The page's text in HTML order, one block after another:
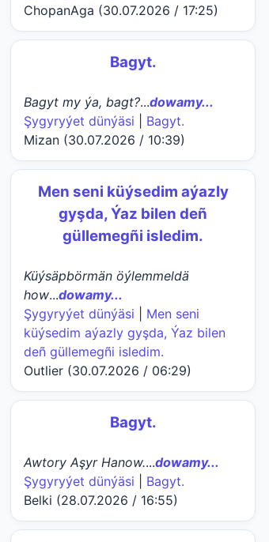
ChopanAga (30.07.2026 / 17:25)
Bagyt.
Bagyt my ýa, bagt?...dowamy...
Şygyryýet dünýäsi
Bagyt.
Mizan (30.07.2026 / 10:39)
Men seni küýsedim aýazly
gyşda, Ýaz bilen deñ
güllemegñi isledim.
Küýsäpbörmän öýlemmeldä
how...dowamy...
Şygyryýet dünýäsi
Men seni
küýsedim aýazly gyşda, Ýaz bilen
deñ güllemegñi isledim.
Outlier (30.07.2026 / 06:29)
Bagyt.
Awtory Aşyr Hanow....dowamy...
Şygyryýet dünýäsi
Bagyt.
Belki (28.07.2026 / 16:55)